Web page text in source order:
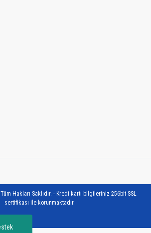
Hakları Saklıdır. - Kredi kartı bilgileriniz 256bit SSL
sertifikası ile korunmaktadır.